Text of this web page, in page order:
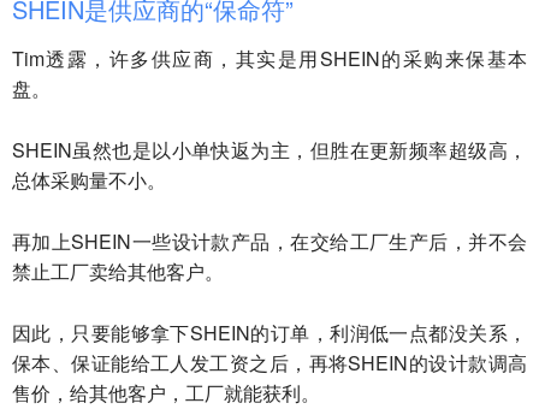
SHEIN是供应商的“保命符”
Tim透露，许多供应商，其实是用SHEIN的采购来保基本
盘。
SHEIN虽然也是以小单快返为主，但胜在更新频率超级高，
总体采购量不小。
再加上SHEIN一些设计款产品，在交给工厂生产后，并不会
禁止工厂卖给其他客户。
因此，只要能够拿下SHEIN的订单，利润低一点都没关系，
保本、保证能给工人发工资之后，再将SHEIN的设计款调高
售价，给其他客户，工厂就能获利。